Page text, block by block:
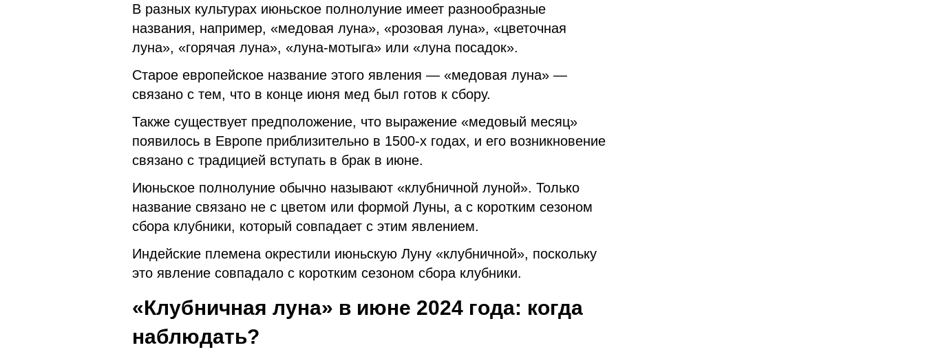
В разных культурах июньское полнолуние имеет разнообразные
названия, например, «медовая луна», «розовая луна», «цветочная
луна», «горячая луна», «луна-мотыга» или «луна посадок».
Старое европейское название этого явления — «медовая луна» —
связано с тем, что в конце июня мед был готов к сбору.
Также существует предположение, что выражение «медовый месяц»
появилось в Европе приблизительно в 1500-х годах, и его возникновение
связано с традицией вступать в брак в июне.
Июньское полнолуние обычно называют «клубничной луной». Только
название связано не с цветом или формой Луны, а с коротким сезоном
сбора клубники, который совпадает с этим явлением.
Индейские племена окрестили июньскую Луну «клубничной», поскольку
это явление совпадало с коротким сезоном сбора клубники.
«Клубничная луна» в июне 2024 года: когда
наблюдать?